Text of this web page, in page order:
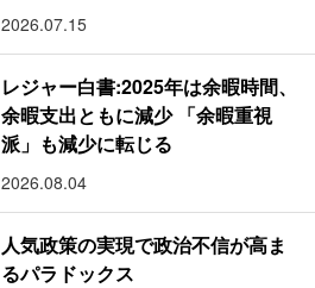
2026.07.15
レジャー白書:2025年は余暇時間、
余暇支出ともに減少 「余暇重視
派」も減少に転じる
2026.08.04
人気政策の実現で政治不信が高ま
るパラドックス